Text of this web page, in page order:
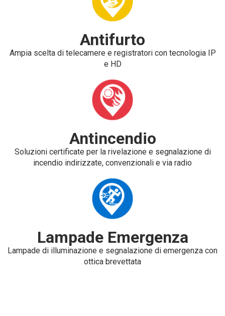
Antifurto
Ampia scelta di telecamere e registratori con tecnologia IP
e HD
Antincendio
Soluzioni certificate per la rivelazione e segnalazione di
incendio indirizzate, convenzionali e via radio
Lampade Emergenza
Lampade di illuminazione e segnalazione di emergenza con
ottica brevettata